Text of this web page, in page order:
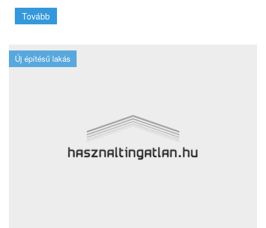
Tovább
Új építésű lakás